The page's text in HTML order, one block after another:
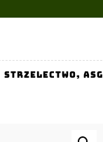
Strzelectwo, ASG